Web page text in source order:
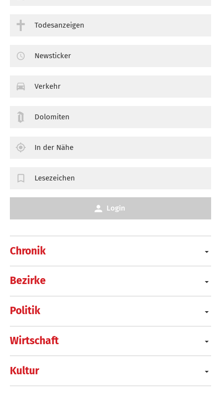
Chronik
Bezirke
Politik
Wirtschaft
Kultur
Todesanzeigen
Newsticker
Verkehr
Dolomiten
In der Nähe
Lesezeichen
Login